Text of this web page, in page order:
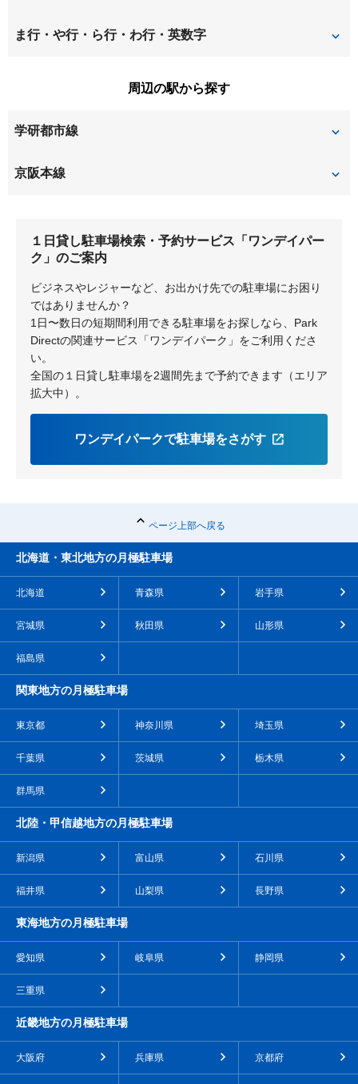
北山
交北
招提平野町 招提南町
田口山
津田西町
長尾谷町 長尾元町
野村元町
藤阪南町
ま行・や行・ら行・わ行・英数字
周辺の駅から探す
学研都市線
藤阪
京阪本線
１日貸し駐車場検索・予約サービス「ワンデイパー
ク」のご案内
ビジネスやレジャーなど、お出かけ先での駐車場にお困り
ではありませんか？
1日〜数日の短期間利用できる駐車場をお探しなら、Park
Directの関連サービス「ワンデイパーク」をご利用くださ
い。
全国の１日貸し駐車場を2週間先まで予約できます（エリア
拡大中）。
ワンデイパークで駐車場をさがす
ページ上部へ戻る
北海道・東北地方の月極駐車場
北海道 青森県 岩手県
宮城県 秋田県 山形県
福島県
関東地方の月極駐車場
東京都 神奈川県 埼玉県
千葉県 茨城県 栃木県
群馬県
北陸・甲信越地方の月極駐車場
新潟県 富山県 石川県
福井県 山梨県 長野県
東海地方の月極駐車場
愛知県 岐阜県 静岡県
三重県
近畿地方の月極駐車場
大阪府 兵庫県 京都府